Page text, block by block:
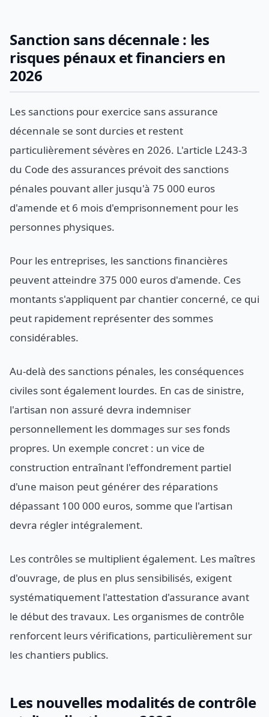
Sanction sans décennale : les
risques pénaux et financiers en
2026
Les sanctions pour exercice sans assurance
décennale se sont durcies et restent
particulièrement sévères en 2026. L'article L243-3
du Code des assurances prévoit des sanctions
pénales pouvant aller jusqu'à 75 000 euros
d'amende et 6 mois d'emprisonnement pour les
personnes physiques.
Pour les entreprises, les sanctions financières
peuvent atteindre 375 000 euros d'amende. Ces
montants s'appliquent par chantier concerné, ce qui
peut rapidement représenter des sommes
considérables.
Au-delà des sanctions pénales, les conséquences
civiles sont également lourdes. En cas de sinistre,
l'artisan non assuré devra indemniser
personnellement les dommages sur ses fonds
propres. Un exemple concret : un vice de
construction entraînant l'effondrement partiel
d'une maison peut générer des réparations
dépassant 100 000 euros, somme que l'artisan
devra régler intégralement.
Les contrôles se multiplient également. Les maîtres
d'ouvrage, de plus en plus sensibilisés, exigent
systématiquement l'attestation d'assurance avant
le début des travaux. Les organismes de contrôle
renforcent leurs vérifications, particulièrement sur
les chantiers publics.
Les nouvelles modalités de contrôle